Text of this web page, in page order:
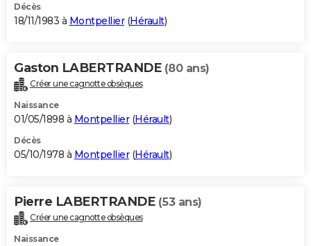
Décès
18/11/1983 à Montpellier(Hérault)
Gaston LABERTRANDE (80 ans)
Créer une cagnotte obsèques
Naissance
01/05/1898 à Montpellier(Hérault)
Décès
05/10/1978 à Montpellier(Hérault)
Pierre LABERTRANDE (53 ans)
Créer une cagnotte obsèques
Naissance